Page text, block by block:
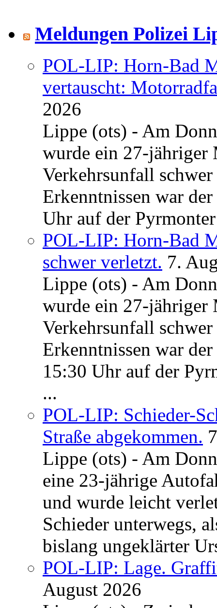
Meldungen Polizei
POL-LIP: Horn-Bad
vertauscht:
2026
Lippe (ots) - Am
wurde ein 27-jähriger
Verkehrsunfall
Erkenntnissen war
Uhr auf der
POL-LIP: Horn-Bad
schwer verletzt. 7.
Lippe (ots) - Am
wurde ein 27-jähriger
Verkehrsunfall
Erkenntnissen war
15:30 Uhr auf der
...
POL-LIP: Schieder-
Straße abgekommen.
Lippe (ots) - Am
eine 23-jährige
und wurde leicht
Schieder unterwegs,
bislang ungeklärter
POL-LIP: Lage.
August 2026